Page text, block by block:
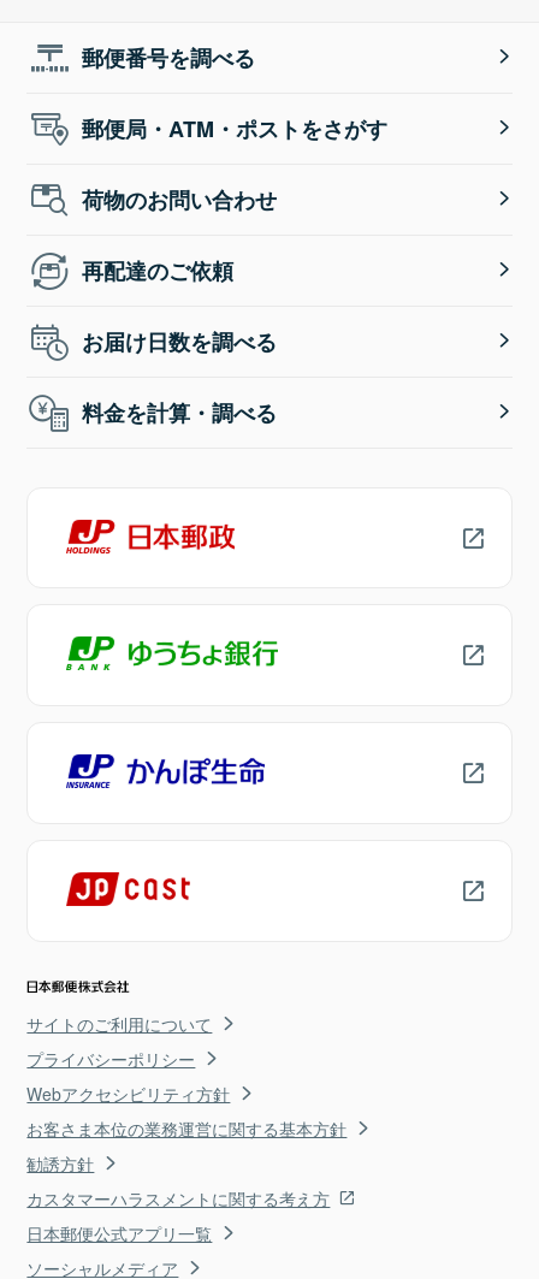
郵便番号を調べる
郵便局・ATM・ポストをさがす
荷物のお問い合わせ
再配達のご依頼
お届け日数を調べる
料金を計算・調べる
サイトのご利用について
プライバシーポリシー
Webアクセシビリティ方針
お客さま本位の業務運営に関する基本方針
勧誘方針
カスタマーハラスメントに関する考え方
日本郵便公式アプリ一覧
ソーシャルメディア